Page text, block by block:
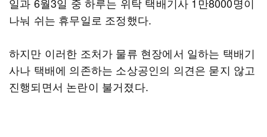
나눠 쉬는 휴무일로 조정했다.
하지만 이러한 조처가 물류 현장에서 일하는 택배기
사나 택배에 의존하는 소상공인의 의견은 묻지 않고
진행되면서 논란이 불거졌다.